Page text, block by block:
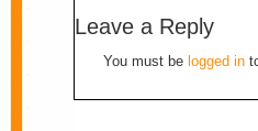
Leave a Reply
You must be logged in